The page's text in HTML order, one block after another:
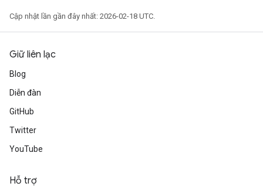
Cập nhật lần gần đây nhất: 2026-02-18 UTC.
Giữ liên lạc
Blog
Diễn đàn
GitHub
Twitter
YouTube
Hỗ trợ